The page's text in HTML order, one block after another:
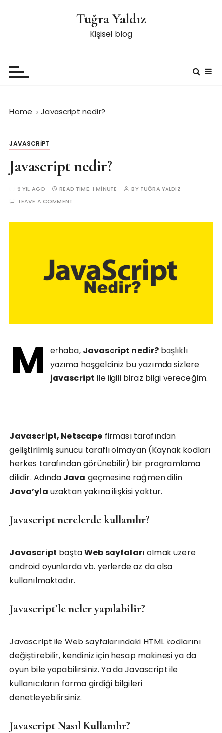
Tuğra Yaldız
Kişisel blog
Home Javascript nedir?
JAVASCRIPT
Javascript nedir?
9 YIL AGO READ TIME: 1 MINUTE BY TUĞRA YALDIZ
LEAVE A COMMENT
M erhaba, Javascript nedir? başlıklı
yazıma hoşgeldiniz bu yazımda sizlere
javascript ile ilgili biraz bilgi vereceğim.
Javascript, Netscape firması tarafından
geliştirilmiş sunucu taraflı olmayan (Kaynak kodları
herkes tarafından görünebilir) bir programlama
dilidir. Adında Java geçmesine rağmen dilin
Java’yla uzaktan yakına ilişkisi yoktur.
Javascript nerelerde kullanılır?
Javascript baştaWeb sayfaları olmak üzere
android oyunlarda vb. yerlerde az da olsa
kullanılmaktadır.
Javascript’le neler yapılabilir?
Javascript ile Web sayfalarındaki HTML kodlarını
değiştirebilir, kendiniz için hesap makinesi ya da
oyun bile yapabilirsiniz. Ya da Javascript ile
kullanıcıların forma girdiği bilgileri
denetleyebilirsiniz.
Javascript Nasıl Kullanılır?